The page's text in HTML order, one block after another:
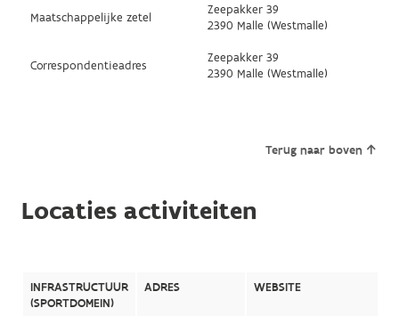
Maatschappelijke zetel
Zeepakker 39
2390 Malle (Westmalle)
Correspondentieadres
Zeepakker 39
2390 Malle (Westmalle)
Terug naar boven
Locaties activiteiten
INFRASTRUCTUUR
(SPORTDOMEIN)
ADRES WEBSITE